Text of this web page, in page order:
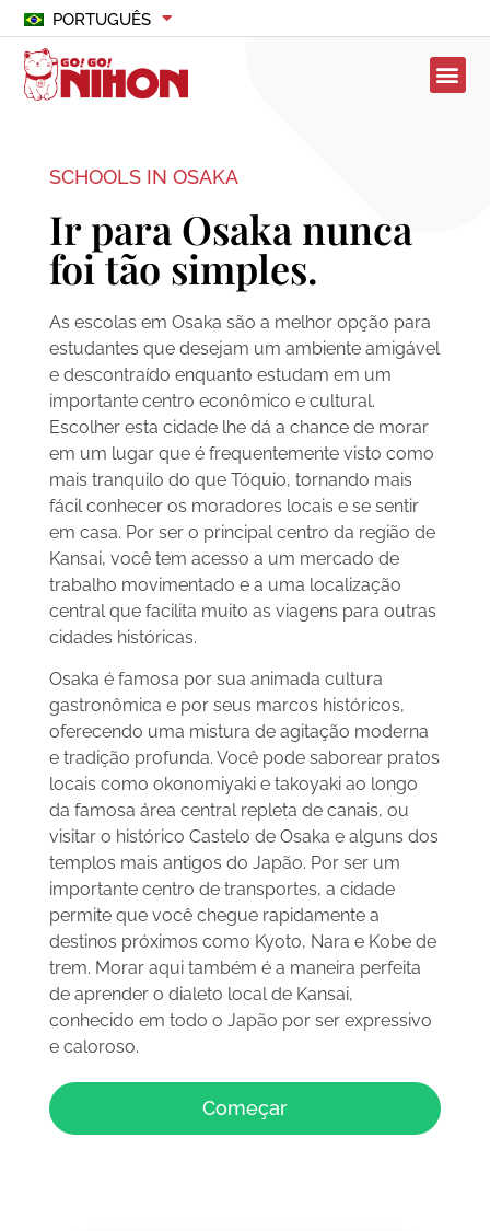
PORTUGUÊS
SCHOOLS IN OSAKA
Ir para Osaka nunca
foi tão simples.
As escolas em Osaka são a melhor opção para
estudantes que desejam um ambiente amigável
e descontraído enquanto estudam em um
importante centro econômico e cultural.
Escolher esta cidade lhe dá a chance de morar
em um lugar que é frequentemente visto como
mais tranquilo do que Tóquio, tornando mais
fácil conhecer os moradores locais e se sentir
em casa. Por ser o principal centro da região de
Kansai, você tem acesso a um mercado de
trabalho movimentado e a uma localização
central que facilita muito as viagens para outras
cidades históricas.
Osaka é famosa por sua animada cultura
gastronômica e por seus marcos históricos,
oferecendo uma mistura de agitação moderna
e tradição profunda. Você pode saborear pratos
locais como okonomiyaki e takoyaki ao longo
da famosa área central repleta de canais, ou
visitar o histórico Castelo de Osaka e alguns dos
templos mais antigos do Japão. Por ser um
importante centro de transportes, a cidade
permite que você chegue rapidamente a
destinos próximos como Kyoto, Nara e Kobe de
trem. Morar aqui também é a maneira perfeita
de aprender o dialeto local de Kansai,
conhecido em todo o Japão por ser expressivo
e caloroso.
Começar